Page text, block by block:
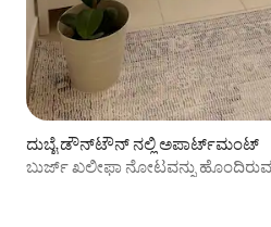
ದುಬೈ ಡೌನ್‌ಟೌನ್ ನಲ್ಲಿ ಅಪಾರ್ಟ್‌ಮಂಟ್
ಬುರ್ಜ್ ಖಲೀಫಾ ನೋಟವನ್ನು ಹೊಂದಿರುವ